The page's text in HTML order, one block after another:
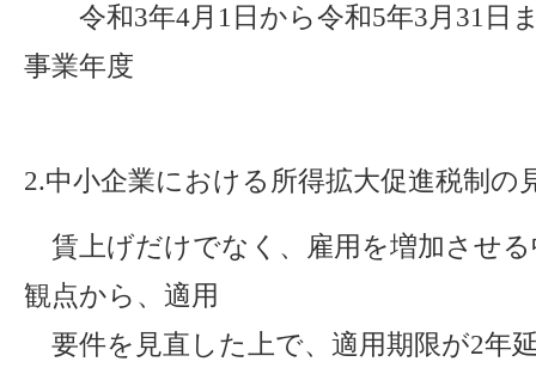
令和3年4月1日から令和5年3月31日
事業年度
2.中小企業における所得拡大促進税制の
賃上げだけでなく、雇用を増加させ
観点から、適用
要件を見直した上で、適用期限が2年